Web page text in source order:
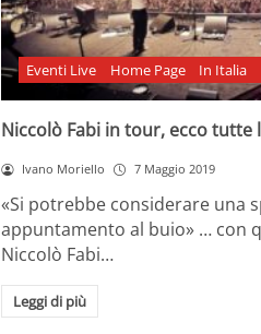
Eventi Live Home Page In Italia
Niccolò Fabi in tour, ecco tutte
Ivano Moriello 7 Maggio 2019
«Si potrebbe considerare una
appuntamento al buio» … con
Niccolò Fabi…
Leggi di più